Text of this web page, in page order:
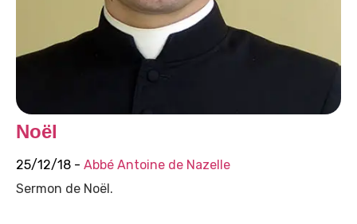
Noël
25/12/18 - Abbé Antoine de Nazelle
Sermon de Noël.